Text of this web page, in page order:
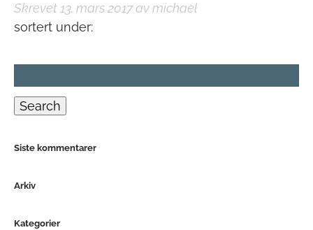
Skrevet 13. mars 2017avmichael
sortert under:
Search
Siste kommentarer
Arkiv
Kategorier